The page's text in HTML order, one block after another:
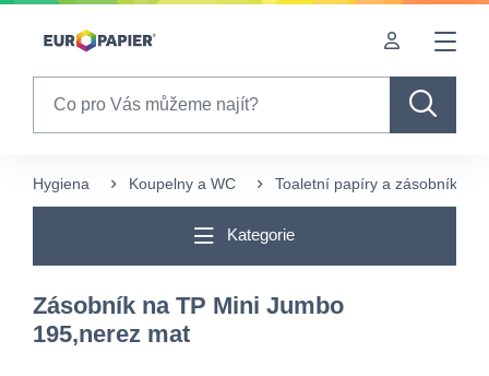
Table Of Content
Hygiena Koupelny a WC Toaletní papíry a zásobníky
Kategorie
Zásobník na TP Mini Jumbo
195,nerez mat